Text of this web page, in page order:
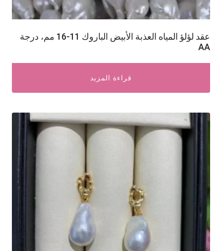
عقد لؤلؤ المياه العذبة الأبيض الباروك 11-16 مم، درجة
AA
قراءة المزيد